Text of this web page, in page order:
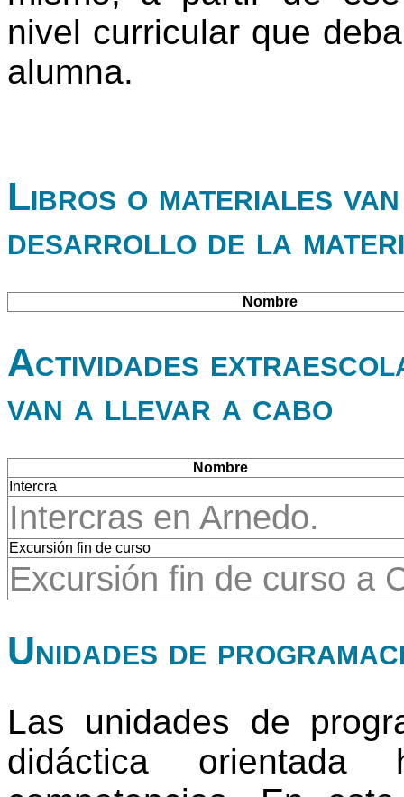
nivel curricular que
alumna.
Libros o materiales
desarrollo de la
Nombre
Actividades
van a llevar a cabo
Nombre
Intercra
Intercras en Arnedo.
Excursión fin de curso
Excursión fin de curso a
Unidades de
Las unidades de
didáctica